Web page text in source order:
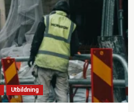
Utbildning